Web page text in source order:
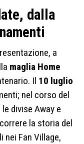
dalla
a
maglia Home
Il 10 luglio
nel corso del
divise Away e
la storia del
Fan Village,